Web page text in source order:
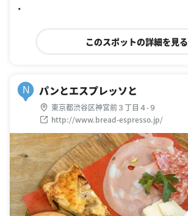
・
このスポットの詳細を見る
N パンとエスプレッソと
東京都渋谷区神宮前３丁目４-９
http://www.bread-espresso.jp/